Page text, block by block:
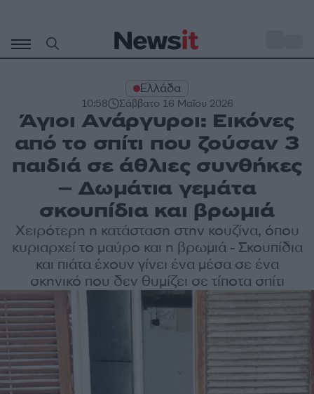
περιεχόμενο
Ελλάδα
10:58 Σάββατο 16 Μαΐου 2026
Άγιοι Ανάργυροι: Εικόνες
από το σπίτι που ζούσαν 3
παιδιά σε άθλιες συνθήκες
– Δωμάτια γεμάτα
σκουπίδια και βρωμιά
Χειρότερη η κατάσταση στην κουζίνα, όπου
κυριαρχεί το μαύρο και η βρωμιά - Σκουπίδια
και πιάτα έχουν γίνει ένα μέσα σε ένα
σκηνικό που δεν θυμίζει σε τίποτα σπίτι